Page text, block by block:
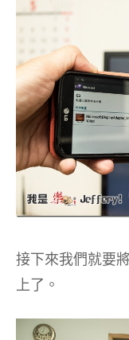
接下來我們就要
上了。